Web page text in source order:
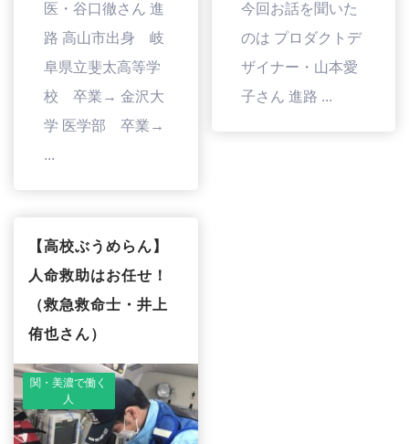
医・谷口徹さん 進
路 高山市出身 岐
阜県立斐太高等学
校 卒業→ 金沢大
学 医学部 卒業→
...
今回お話を聞いた
のは プロダクトデ
ザイナー・山本愛
子さん 進路 ...
【高校ぶうめらん】
人命救助はお任せ！
（救急救命士・井上
侑也さん）
関・美濃で働く
人